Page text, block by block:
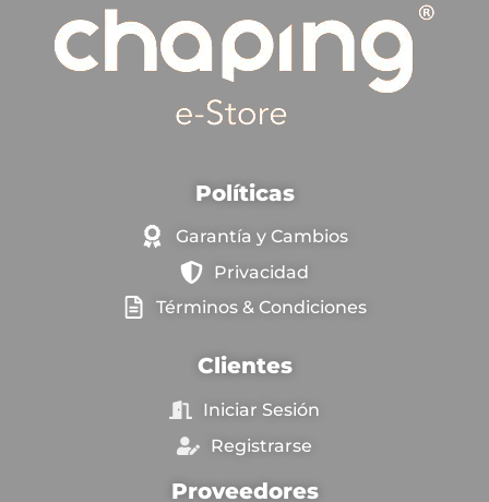
Políticas
Garantía y Cambios
Privacidad
Términos & Condiciones
Clientes
Iniciar Sesión
Registrarse
Proveedores